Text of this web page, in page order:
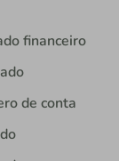
financeiro
de conta